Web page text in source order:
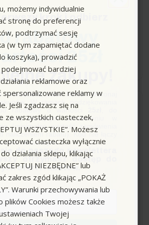
Złączka Vario do K2 - K7,
Karcher
możemy indywidualnie
stronę do preferencji
podtrzymać sesję
(w tym zapamiętać dodane
koszyka), prowadzić
bardziej
reklamowe oraz
spersonalizowane reklamy w
Jeśli zgadzasz się na
ze wszystkich ciasteczek,
WSZYSTKIE”. Możesz
ciasteczka wyłącznie
działania sklepu, klikając
NIEZBĘDNE” lub
zakres zgód klikając „POKAŻ
Warunki przechowywania lub
plików Cookies możesz także
Twojej
krok i odbierz
rabatowy
25zł
zakupy!
newslettera, załóż konto i dokonaj
W ramach podziękowania
rabatowy o wartości
przy kolejnym zamówieniu w
(minimalna wartość zamówienia
naliczeniem rabatu). Kod nie łączy
rabatowymi.
się do naszego newslettera
otrzymasz dostęp do
ofert i rabatów.